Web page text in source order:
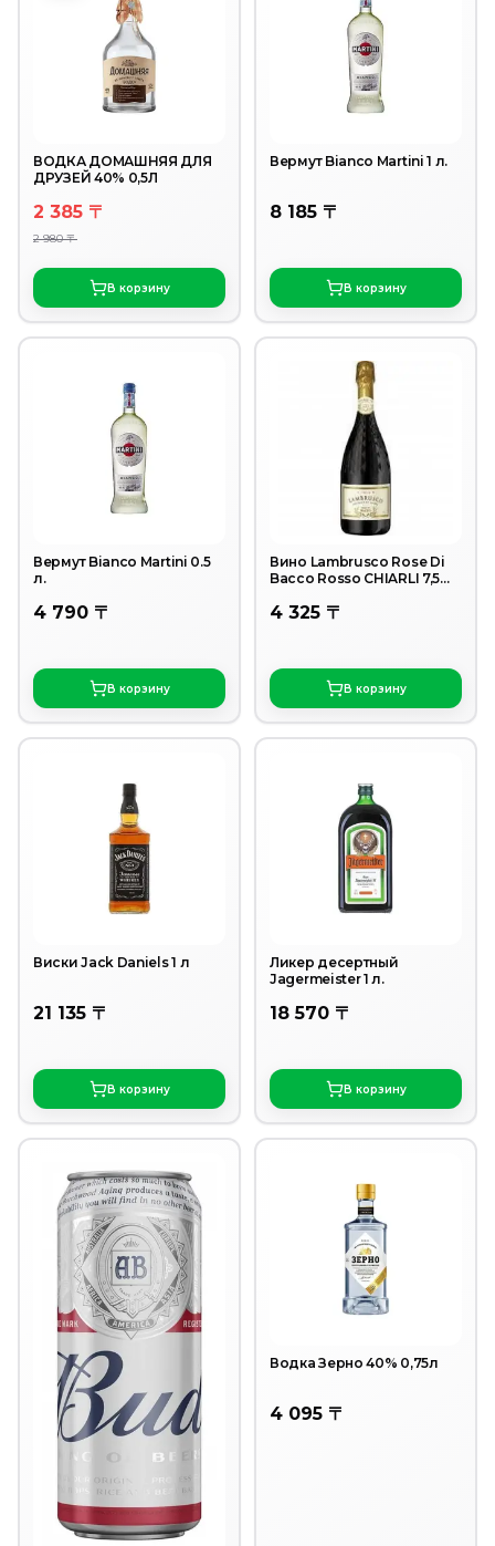
ВОДКА ДОМАШНЯЯ ДЛЯ
ДРУЗЕЙ 40% 0,5Л
2 385 〒
2 980 〒
В корзину
Вермут Bianco Martini 1 л.
8 185 〒
В корзину
Вермут Bianco Martini 0.5
л.
4 790 〒
В корзину
Вино Lambrusco Rose Di
Bacco Rosso CHIARLI 7,5%
4 325 〒
В корзину
Виски Jack Daniels 1 л
21 135 〒
В корзину
Ликер десертный
Jagermeister 1 л.
18 570 〒
В корзину
Водка Зерно 40% 0,75л
4 095 〒